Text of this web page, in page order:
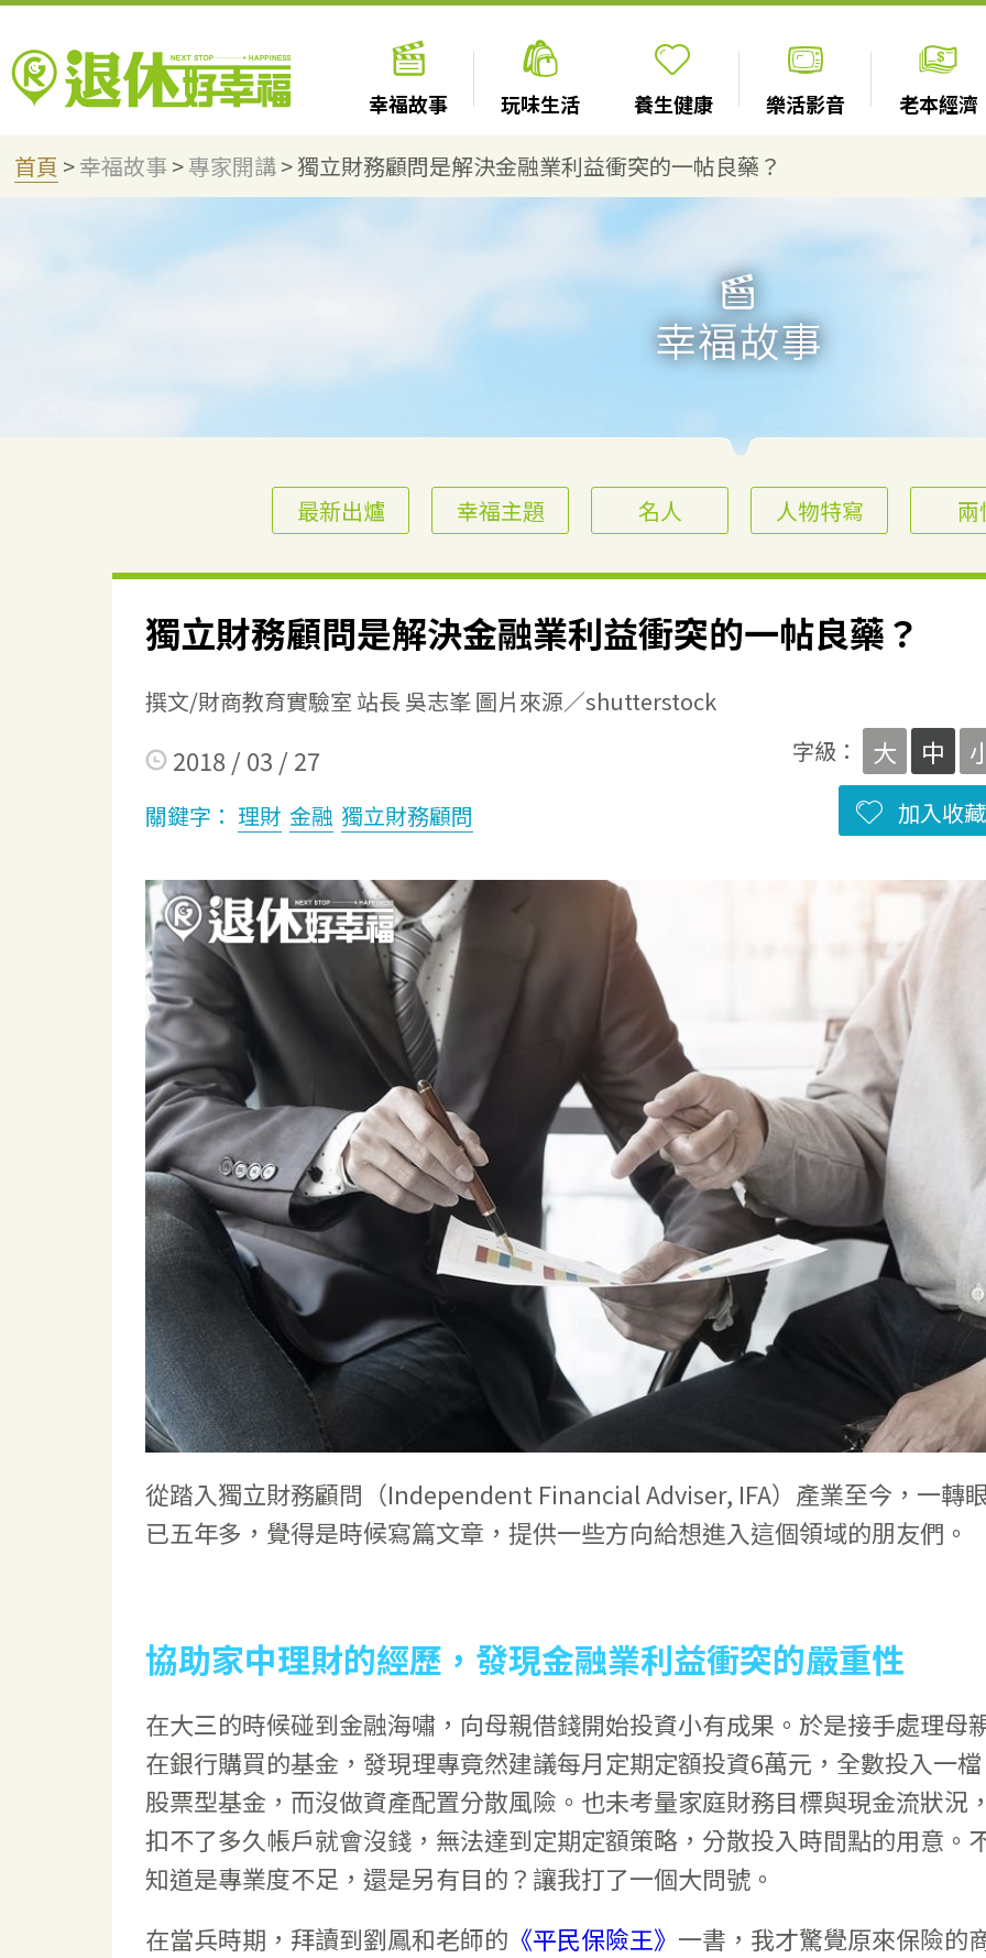
幸福故事 玩味生活 養生健康 樂活影音 老本經濟
首頁 >幸福故事>專家開講>獨立財務顧問是解決金融業利益衝突的一帖良藥？
最新出爐 幸福主題 名人 人物特寫 兩
獨立財務顧問是解決金融業利益衝突的一帖良藥？
撰文/財商教育實驗室 站長 吳志峯 圖片來源／shutterstock
2018 / 03 / 27
關鍵字： 理財 金融 獨立財務顧問
字級： 大 中
加入收藏
從踏入獨立財務顧問（Independent Financial Adviser, IFA）產業至今，一轉
已五年多，覺得是時候寫篇文章，提供一些方向給想進入這個領域的朋友們。
協助家中理財的經歷，發現金融業利益衝突的嚴重性
在大三的時候碰到金融海嘯，向母親借錢開始投資小有成果。於是接手處理母
在銀行購買的基金，發現理專竟然建議每月定期定額投資6萬元，全數投入一檔
股票型基金，而沒做資產配置分散風險。也未考量家庭財務目標與現金流狀況
扣不了多久帳戶就會沒錢，無法達到定期定額策略，分散投入時間點的用意。
知道是專業度不足，還是另有目的？讓我打了一個大問號。
在當兵時期，拜讀到劉鳳和老師的 《平民保險王》 一書，我才驚覺原來保險的